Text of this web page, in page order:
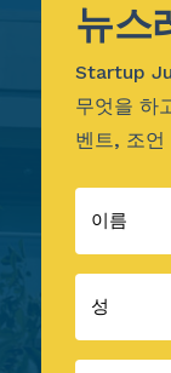
뉴스
Startup
무엇을 하
벤트, 조언